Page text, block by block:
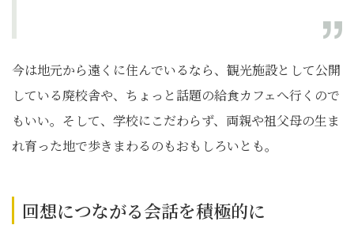
今は地元から遠くに住んでいるなら、観光施設として公開
している廃校舎や、ちょっと話題の給食カフェへ行くので
もいい。そして、学校にこだわらず、両親や祖父母の生ま
れ育った地で歩きまわるのもおもしろいとも。
回想につながる会話を積極的に